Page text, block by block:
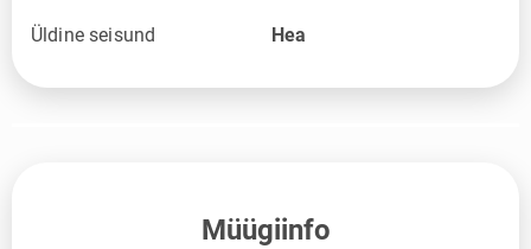
Üldine seisund Hea
Müügiinfo